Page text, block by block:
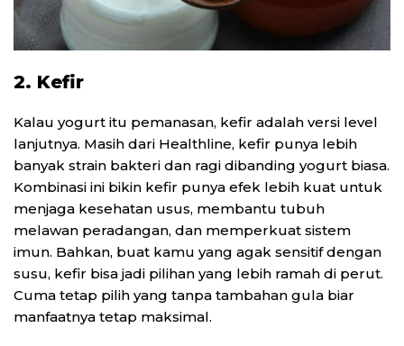
2. Kefir
Kalau yogurt itu pemanasan, kefir adalah versi level
lanjutnya. Masih dari Healthline, kefir punya lebih
banyak strain bakteri dan ragi dibanding yogurt biasa.
Kombinasi ini bikin kefir punya efek lebih kuat untuk
menjaga kesehatan usus, membantu tubuh
melawan peradangan, dan memperkuat sistem
imun. Bahkan, buat kamu yang agak sensitif dengan
susu, kefir bisa jadi pilihan yang lebih ramah di perut.
Cuma tetap pilih yang tanpa tambahan gula biar
manfaatnya tetap maksimal.